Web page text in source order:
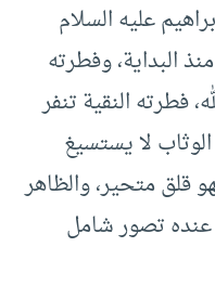
عليه السلام
البداية، وفطرته
فطرته النقية تنفر
لا يستسيغ
قلق متحير، والظاهر
عنده تصور شامل